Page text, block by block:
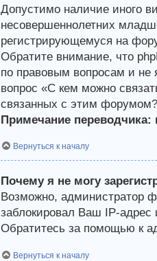
Допустимо наличие иного
несовершеннолетних
регистрирующемуся на
Обратите внимание, что
по правовым вопросам и не
вопрос «С кем можно
связанных с этим
Примечание
Вернуться к началу
Почему я не могу
Возможно, администратор
заблокировал Ваш IP-адрес
Обратитесь за помощью к
Вернуться к началу